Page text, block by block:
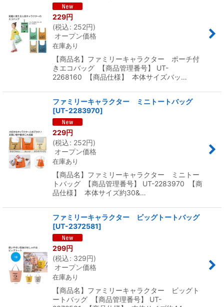
229円
(税込: 252円)
オープン価格
在庫あり
【商品名】ファミリーキャラクター ポーチ付
きエコバッグ 【商品管理番号】 UT-
2268160 【商品仕様】 本体サイズバッ…
ファミリーキャラクター ミニトートバッグ
[UT-2283970]
229円
(税込: 252円)
オープン価格
在庫あり
【商品名】ファミリーキャラクター ミニトー
トバッグ 【商品管理番号】 UT-2283970 【商
品仕様】 本体サイズ約30&…
ファミリーキャラクター ビッグトートバッグ
[UT-2372581]
299円
(税込: 329円)
オープン価格
在庫あり
【商品名】ファミリーキャラクター ビッグト
ートバッグ 【商品管理番号】 UT-